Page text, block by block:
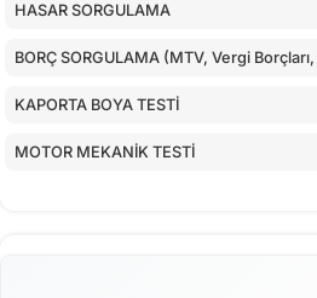
HASAR SORGULAMA
BORÇ SORGULAMA (MTV, Vergi
KAPORTA BOYA TESTİ
MOTOR MEKANİK TESTİ